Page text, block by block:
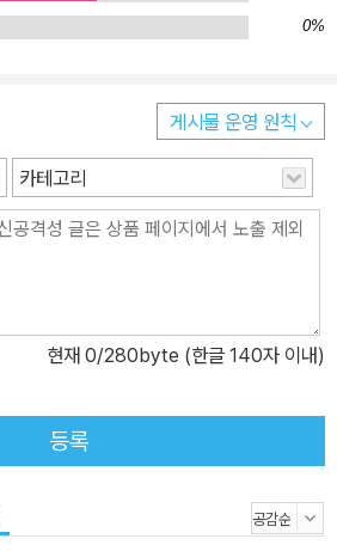
0%
게시물 운영 원칙
카테고리
현재 0/280byte (한글 140자 이내)
등록